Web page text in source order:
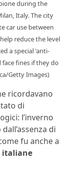
during the
Italy. The city
car use between
reduce the level
a special 'anti-
fines if they do
Getty Images)
ricordavano
di
l’inverno
di
fu anche a
italiane